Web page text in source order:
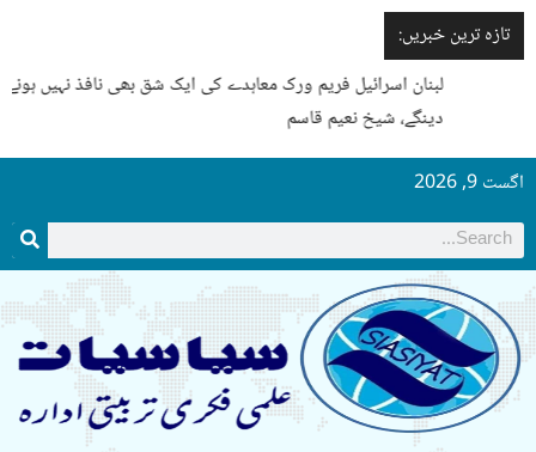
تازہ ترین خبریں:
لبنان اسرائیل فریم ورک معاہدے کی ایک شق بھی نافذ نہیں ہونے
دینگے، شیخ نعیم قاسم
اگست 9, 2026